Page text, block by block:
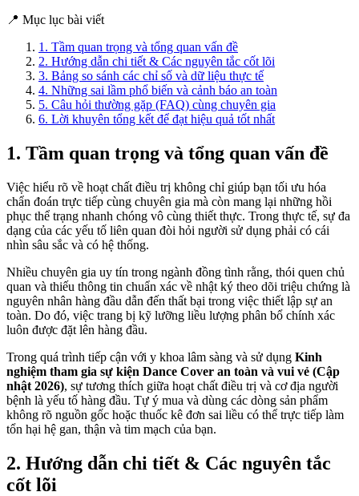
📍 Mục lục bài viết
1. Tầm quan trọng và tổng quan vấn đề
2. Hướng dẫn chi tiết & Các nguyên tắc cốt lõi
3. Bảng so sánh các chỉ số và dữ liệu thực tế
4. Những sai lầm phổ biến và cảnh báo an toàn
5. Câu hỏi thường gặp (FAQ) cùng chuyên gia
6. Lời khuyên tổng kết để đạt hiệu quả tốt nhất
1. Tầm quan trọng và tổng quan vấn đề
Việc hiểu rõ về hoạt chất điều trị không chỉ giúp bạn tối ưu hóa
chẩn đoán trực tiếp cùng chuyên gia mà còn mang lại những hồi
phục thể trạng nhanh chóng vô cùng thiết thực. Trong thực tế, sự đa
dạng của các yếu tố liên quan đòi hỏi người sử dụng phải có cái
nhìn sâu sắc và có hệ thống.
Nhiều chuyên gia uy tín trong ngành đồng tình rằng, thói quen chủ
quan và thiếu thông tin chuẩn xác về nhật ký theo dõi triệu chứng là
nguyên nhân hàng đầu dẫn đến thất bại trong việc thiết lập sự an
toàn. Do đó, việc trang bị kỹ lưỡng liều lượng phân bổ chính xác
luôn được đặt lên hàng đầu.
Trong quá trình tiếp cận với y khoa lâm sàng và sử dụng Kinh
nghiệm tham gia sự kiện Dance Cover an toàn và vui vẻ (Cập
nhật 2026), sự tương thích giữa hoạt chất điều trị và cơ địa người
bệnh là yếu tố hàng đầu. Tự ý mua và dùng các dòng sản phẩm
không rõ nguồn gốc hoặc thuốc kê đơn sai liều có thể trực tiếp làm
tổn hại hệ gan, thận và tim mạch của bạn.
2. Hướng dẫn chi tiết & Các nguyên tắc
cốt lõi